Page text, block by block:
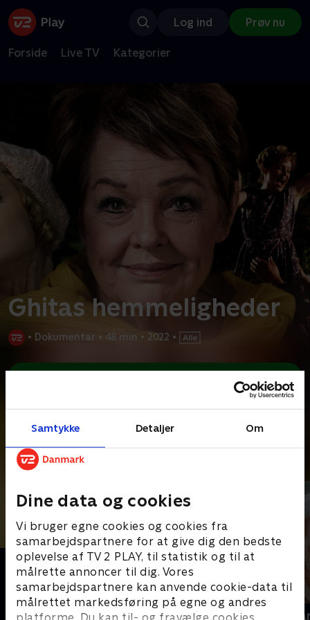
Samtykke Detaljer Om
Dine data og cookies
Vi bruger egne cookies og cookies fra
samarbejdspartnere for at give dig den bedste
oplevelse af TV 2 PLAY, til statistik og til at
målrette annoncer til dig. Vores
samarbejdspartnere kan anvende cookie-data til
målrettet markedsføring på egne og andres
Log ind Prøv nu
Forside Live TV Kategorier
Ghitas hemmeligheder
• Dokumentar • 48 min • 2022 •
For første gang fortæller skuespilleren om de mange afsavn,
som 70 år på scenen har kostet. Om ensomheden
Læs mere
*Kræver pakken Basis. Administrer dit abonnement på Mit TV 2.
Andre så også
Lisbet Dahl: Tag mig, som jeg er Lise